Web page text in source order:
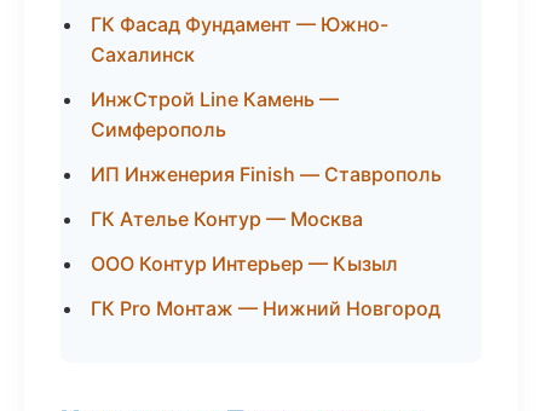
ГК Фасад Фундамент — Южно-
Сахалинск
ИнжСтрой Line Камень —
Симферополь
ИП Инженерия Finish — Ставрополь
ГК Ателье Контур — Москва
ООО Контур Интерьер — Кызыл
ГК Pro Монтаж — Нижний Новгород